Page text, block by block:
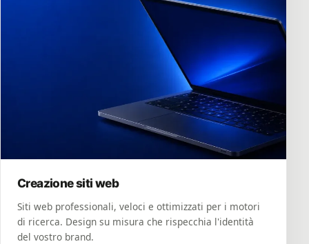
Creazione siti web
Siti web professionali, veloci e ottimizzati per i motori
di ricerca. Design su misura che rispecchia l'identità
del vostro brand.